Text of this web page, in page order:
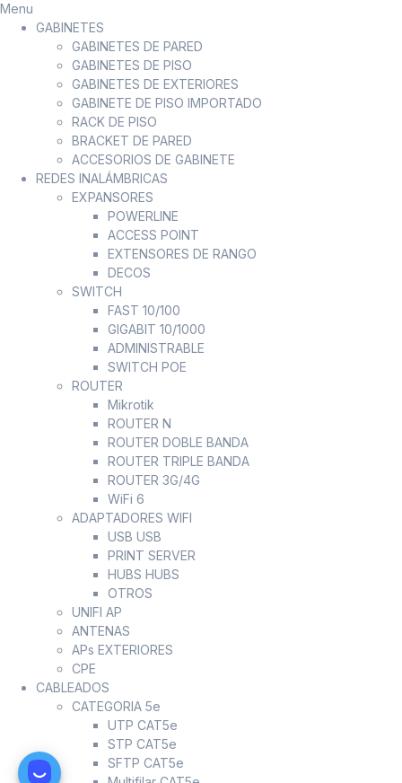
Menu
GABINETES
GABINETES DE PARED
GABINETES DE PISO
GABINETES DE EXTERIORES
GABINETE DE PISO IMPORTADO
RACK DE PISO
BRACKET DE PARED
ACCESORIOS DE GABINETE
REDES INALÁMBRICAS
EXPANSORES
POWERLINE
ACCESS POINT
EXTENSORES DE RANGO
DECOS
SWITCH
FAST 10/100
GIGABIT 10/1000
ADMINISTRABLE
SWITCH POE
ROUTER
Mikrotik
ROUTER N
ROUTER DOBLE BANDA
ROUTER TRIPLE BANDA
ROUTER 3G/4G
WiFi 6
ADAPTADORES WIFI
USB USB
PRINT SERVER
HUBS HUBS
OTROS
UNIFI AP
ANTENAS
APs EXTERIORES
CPE
CABLEADOS
CATEGORIA 5e
UTP CAT5e
STP CAT5e
SFTP CAT5e